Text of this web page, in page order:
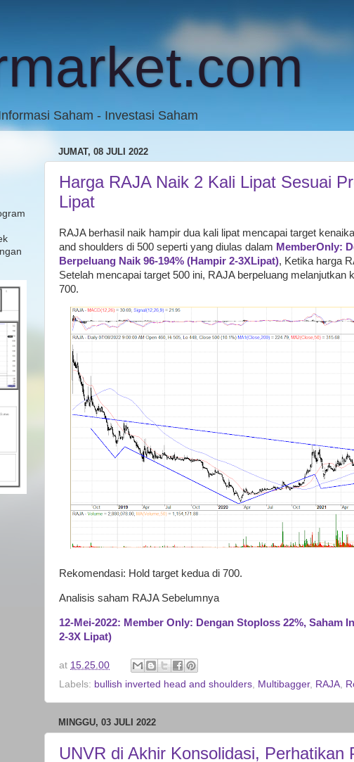
Saham - Investasi Saham
JUMAT, 08 JULI 2022
Harga RAJA Naik 2 Kali Lipat Sesuai
Lipat
RAJA berhasil naik hampir dua kali lipat mencapai target
and shoulders di 500 seperti yang diulas dalam MemberOnly:
Berpeluang Naik 96-194% (Hampir 2-3XLipat), Ketika harga
Setelah mencapai target 500 ini, RAJA berpeluang melanjutkan
700.
Rekomendasi: Hold target kedua di 700.
Analisis saham RAJA Sebelumnya
12-Mei-2022: Member Only: Dengan Stoploss 22%, Saham
2-3X Lipat)
at 15.25.00
Labels: bullish inverted head and shoulders, Multibagger, RAJA,
MINGGU, 03 JULI 2022
UNVR di Akhir Konsolidasi, Perhatikan